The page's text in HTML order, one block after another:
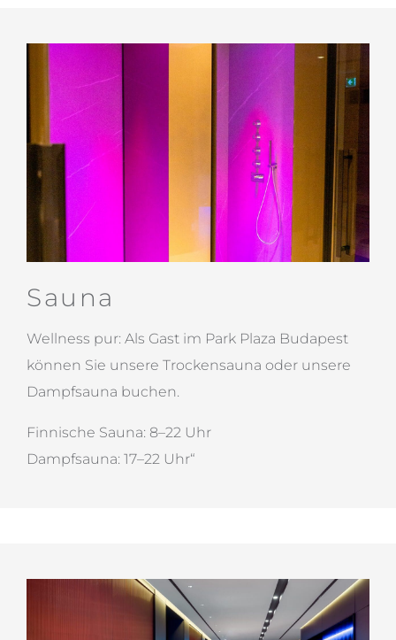
Sauna
Wellness pur: Als Gast im Park Plaza Budapest
können Sie unsere Trockensauna oder unsere
Dampfsauna buchen.
Finnische Sauna: 8–22 Uhr
Dampfsauna: 17–22 Uhr“